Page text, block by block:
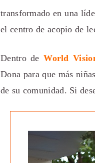
transformado en una
el centro de acopio de
Dentro deWorld
Dona para que más
de su comunidad. Si